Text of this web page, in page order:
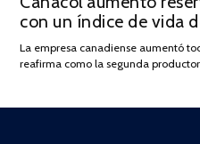
con un índice de vida
La empresa canadiense aumentó
reafirma como la segunda